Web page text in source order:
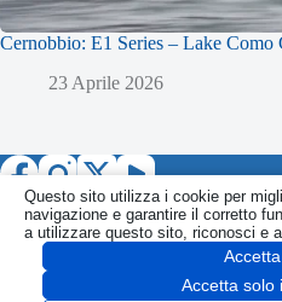
Cernobbio: E1 Series – Lake Como
23 Aprile 2026
Politica
CONTATTI
Questo sito utilizza i cookie per
navigazione e garantire il corretto
a utilizzare questo sito, riconosci e
Accetta solo